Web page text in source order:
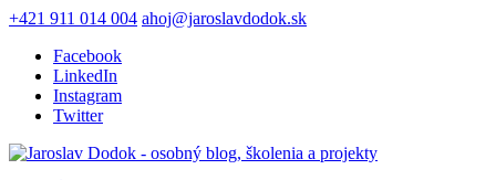
+421 911 014 004 ahoj@jaroslavdodok.sk
Facebook
LinkedIn
Instagram
Twitter